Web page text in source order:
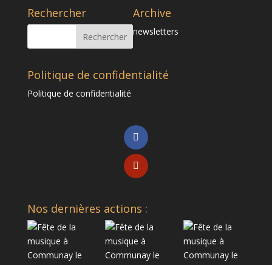
Rechercher Archive
newsletters
Politique de confidentialité
Politique de confidentialité
Nos dernières actions :